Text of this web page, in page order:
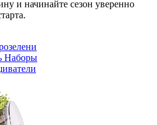
и начинайте сезон уверенно
Наборы